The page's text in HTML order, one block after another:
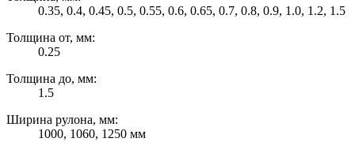
0.35, 0.4, 0.45, 0.5, 0.55, 0.6, 0.65, 0.7, 0.8, 0.9, 1.0, 1.2, 1.5
Толщина от, мм:
0.25
Толщина до, мм:
1.5
Ширина рулона, мм:
1000, 1060, 1250 мм